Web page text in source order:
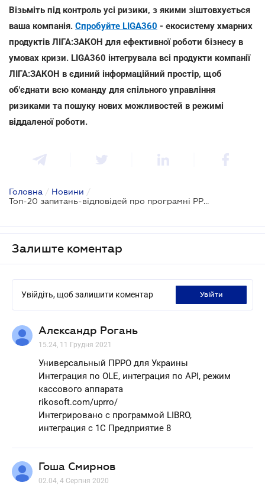
Візьміть під контроль усі ризики, з якими зіштовхується
ваша компанія. Спробуйте LIGA360 - екосистему хмарних
продуктів ЛІГА:ЗАКОН для ефективної роботи бізнесу в
умовах кризи. LIGA360 інтегрувала всі продукти компанії
ЛІГА:ЗАКОН в єдиний інформаційний простір, щоб
об'єднати всю команду для спільного управління
ризиками та пошуку нових можливостей в режимі
віддаленої роботи.
Головна / Новини /
Топ-20 запитань-відповідей про програмні РРО
Залиште коментар
Увійдіть, щоб залишити коментар увійти
Александр Рогань
15.24, 11 Грудня 2021
Универсальный ПРРО для Украины
Интеграция по OLE, интеграция по API, режим
кассового аппарата
rikosoft.com/uprro/
Интегрировано с программой LIBRO,
интеграция с 1С Предприятие 8
Гоша Смирнов
02.04, 4 Серпня 2020